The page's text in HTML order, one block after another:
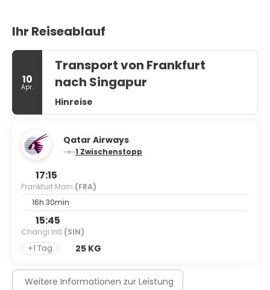
Ihr Reiseablauf
10
Apr.
Transport von Frankfurt
nach Singapur
Hinreise
Qatar Airways
1 Zwischenstopp
17:15
Frankfurt Main (FRA)
16h 30min
15:45
Changi Intl (SIN)
+1 Tag
25 KG
Weitere Informationen zur Leistung